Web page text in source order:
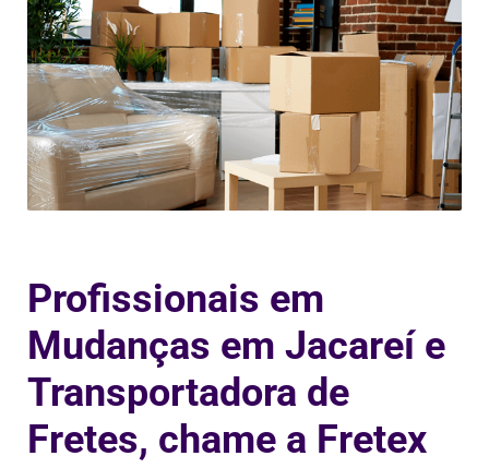
Profissionais em
Mudanças em Jacareí e
Transportadora de
Fretes, chame a Fretex